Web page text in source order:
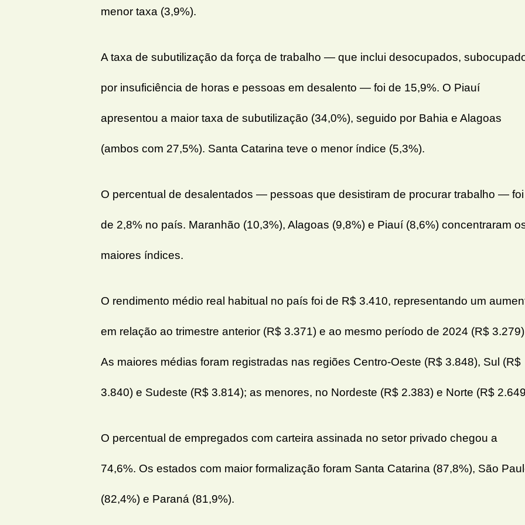
menor taxa (3,9%).
A taxa de subutilização da força de trabalho — que inclui desocupados,
por insuficiência de horas e pessoas em desalento — foi de 15,9%. O Piauí
apresentou a maior taxa de subutilização (34,0%), seguido por Bahia e Alagoas
(ambos com 27,5%). Santa Catarina teve o menor índice (5,3%).
O percentual de desalentados — pessoas que desistiram de procurar trabalho — foi
de 2,8% no país. Maranhão (10,3%), Alagoas (9,8%) e Piauí (8,6%) concentraram
maiores índices.
O rendimento médio real habitual no país foi de R$ 3.410, representando um
em relação ao trimestre anterior (R$ 3.371) e ao mesmo período de 2024 (R$
As maiores médias foram registradas nas regiões Centro-Oeste (R$ 3.848), Sul (R$
3.840) e Sudeste (R$ 3.814); as menores, no Nordeste (R$ 2.383) e Norte (R$
O percentual de empregados com carteira assinada no setor privado chegou a
74,6%. Os estados com maior formalização foram Santa Catarina (87,8%), São
(82,4%) e Paraná (81,9%).